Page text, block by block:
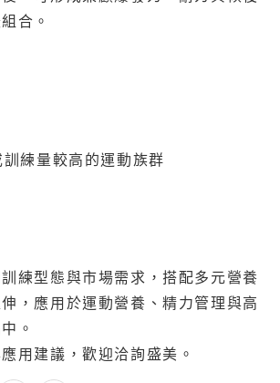
合。
練量較高的運動族群
練型態與市場需求，搭配多元營養
，應用於運動營養、精力管理與高
。
用建議，歡迎洽詢盛美。